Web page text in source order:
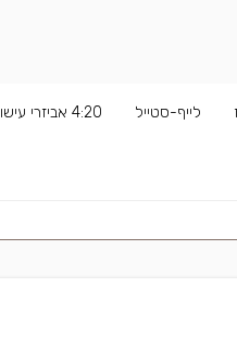
לייף-סטייל 4:20 אביזרי עישון